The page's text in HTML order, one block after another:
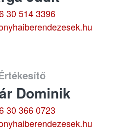
30 514 3396
Dominik
30 366 0723